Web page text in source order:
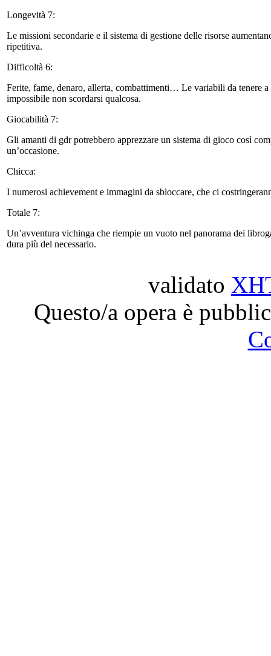
Longevità 7:
Le missioni secondarie e il sistema di gestione delle risorse
ripetitiva.
Difficoltà 6:
Ferite, fame, denaro, allerta, combattimenti… Le variabili da tenere
impossibile non scordarsi qualcosa.
Giocabilità 7:
Gli amanti di gdr potrebbero apprezzare un sistema di gioco così
un’occasione.
Chicca:
I numerosi achievement e immagini da sbloccare, che ci
Totale 7:
Un’avventura vichinga che riempie un vuoto nel panorama dei
dura più del necessario.
validato
Questo/a opera è